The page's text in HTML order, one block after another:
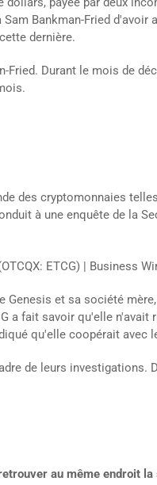
Bankman-Fried
dernière.
Durant le mois de
des cryptomonnaies
à une enquête de la
et sa société
fait savoir qu'elle n'avait
qu'elle coopérait
de leurs investigations.
au même endroit